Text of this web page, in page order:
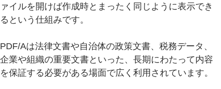
ァイルを開けば作成時とまったく同じように表示でき
るという仕組みです。
PDF/Aは法律文書や自治体の政策文書、税務データ、
企業や組織の重要文書といった、長期にわたって内容
を保証する必要がある場面で広く利用されています。